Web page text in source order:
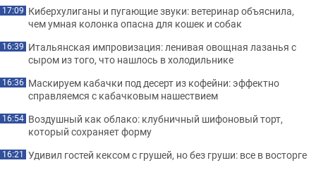
17:09 Киберхулиганы и пугающие звуки: ветеринар объяснила,
чем умная колонка опасна для кошек и собак
16:39 Итальянская импровизация: ленивая овощная лазанья с
сыром из того, что нашлось в холодильнике
16:36 Маскируем кабачки под десерт из кофейни: эффектно
справляемся с кабачковым нашествием
16:54 Воздушный как облако: клубничный шифоновый торт,
который сохраняет форму
16:21 Удивил гостей кексом с грушей, но без груши: все в восторге